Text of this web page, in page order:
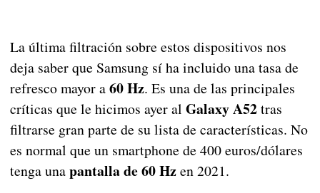
La última filtración sobre estos dispositivos nos
deja saber que Samsung sí ha incluido una tasa de
refresco mayor a60 Hz. Es una de las principales
críticas que le hicimos ayer al Galaxy A52tras
filtrarse gran parte de su lista de características. No
es normal que un smartphone de 400 euros/dólares
tenga unapantalla de 60 Hzen 2021.